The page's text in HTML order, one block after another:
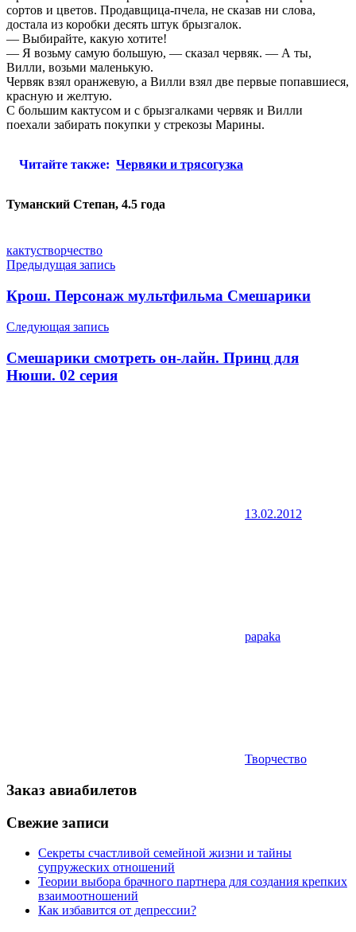
сортов и цветов. Продавщица-пчела, не сказав ни слова,
достала из коробки десять штук брызгалок.
— Выбирайте, какую хотите!
— Я возьму самую большую, — сказал червяк. — А ты,
Вилли, возьми маленькую.
Червяк взял оранжевую, а Вилли взял две первые попавшиеся,
красную и желтую.
С большим кактусом и с брызгалками червяк и Вилли
поехали забирать покупки у стрекозы Марины.
Читайте также: Червяки и трясогузка
Туманский Степан, 4.5 года
кактустворчество
Навигация
по
записям
Предыдущая запись
Крош. Персонаж мультфильма Смешарики
Следующая запись
Смешарики смотреть он-лайн. Принц для
Нюши. 02 серия
13.02.2012
papaka
Творчество
Заказ авиабилетов
Свежие записи
Секреты счастливой семейной жизни и тайны
супружеских отношений
Теории выбора брачного партнера для создания крепких
взаимоотношений
Как избавится от депрессии?